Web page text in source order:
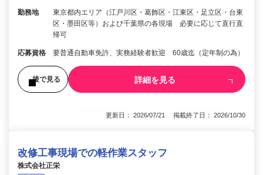
勤務地
東京都内エリア（江戸川区・葛飾区・江東区・足立区・台東
区・墨田区等）および千葉県の各現場 必要に応じて直行直
帰可
応募資格 要普通自動車免許、実務経験者歓迎 60歳迄（定年制の為）
後で見る 詳細を見る
更新日： 2026/07/21 掲載終了日： 2026/10/30
改修工事現場での軽作業スタッフ
株式会社正栄